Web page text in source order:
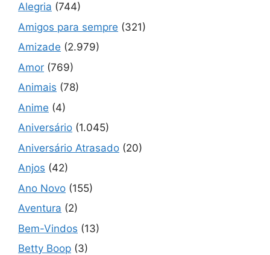
Alegria (744)
Amigos para sempre (321)
Amizade (2.979)
Amor (769)
Animais (78)
Anime (4)
Aniversário (1.045)
Aniversário Atrasado (20)
Anjos (42)
Ano Novo (155)
Aventura (2)
Bem-Vindos (13)
Betty Boop (3)